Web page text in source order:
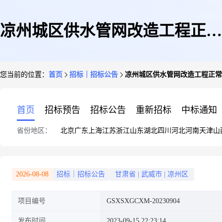
凉州城区供水管网改造工程正常
您当前的位置： 首页 招标｜招标公告 凉州城区供水管网改造工程正
首页 招标预告 招标公告 重新招标 中标通知
省份地区： 北京广东 上海江苏浙江山东湖北四川 河北河南天津山
2026-08-08 招标｜招标公告 甘肃省 武威市 凉州区
项目编号 GSXSXGCXM-20230904